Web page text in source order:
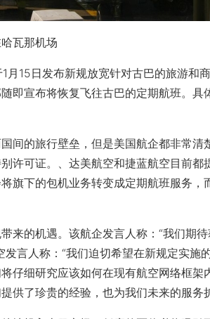
瓦那机场
15日发布新规放宽针对古巴的旅游和商
即宣布将恢复飞往古巴的定期航班。具
的旅行壁垒，但是美国航企都非常清
许可证。、达美航空和捷蓝航空目前都
旗下的包机业务转变成定期航班服务，
的机遇。该航企发言人称：“我们期
发言人称：“我们迫切希望在新规定实施
仔细研究应该如何在现有航空网络框架
供了珍贵的经验，也为我们未来的服务